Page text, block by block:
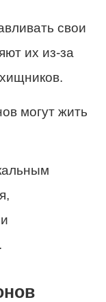
свои
их из-за
могут жить